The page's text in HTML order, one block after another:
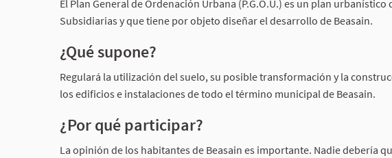
El Plan General de Ordenación Urbana (P.G.O.U.) es un plan
Subsidiarias y que tiene por objeto diseñar el desarrollo de Beasain.
¿Qué supone?
Regulará la utilización del suelo, su posible transformación y la
los edificios e instalaciones de todo el término municipal de Beasain.
¿Por qué participar?
La opinión de los habitantes de Beasain es importante. Nadie debería